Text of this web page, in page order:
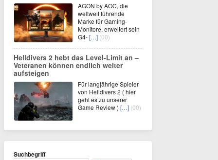
AGON by AOC, die
weltweit führende
Marke für Gaming-
Monitore, erweitert sein
G4-[…] (00)
Helldivers 2 hebt das Level-Limit an –
Veteranen können endlich weiter
aufsteigen
Für langjährige Spieler
von Helldivers 2 ( hier
geht es zu unserer
Game Review ) […] (00)
Suchbegriff